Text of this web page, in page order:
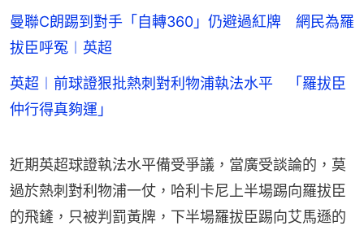
曼聯C朗踢到對手「自轉360」仍避過紅牌 網民為羅
拔臣呼冤︱英超
英超︱前球證狠批熱刺對利物浦執法水平 「羅拔臣
仲行得真夠運」
近期英超球證執法水平備受爭議，當廣受談論的，莫
過於熱刺對利物浦一仗，哈利卡尼上半場踢向羅拔臣
的飛鏟，只被判罰黃牌，下半場羅拔臣踢向艾馬遜的